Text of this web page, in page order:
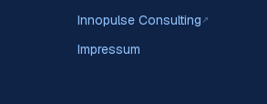
Innopulse Consulting ↗
Impressum